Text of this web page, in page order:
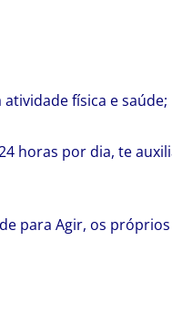
física e saúde;
horas por dia, te
para Agir, os